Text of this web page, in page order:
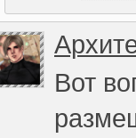
Вот